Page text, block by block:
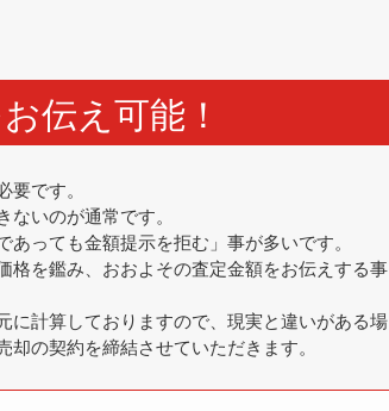
伝え可能！
です。
ないのが通常です。
っても金額提示を拒む」事が多いです。
格を鑑み、おおよその査定金額をお伝えする事
に計算しておりますので、現実と違いがある場
の契約を締結させていただきます。